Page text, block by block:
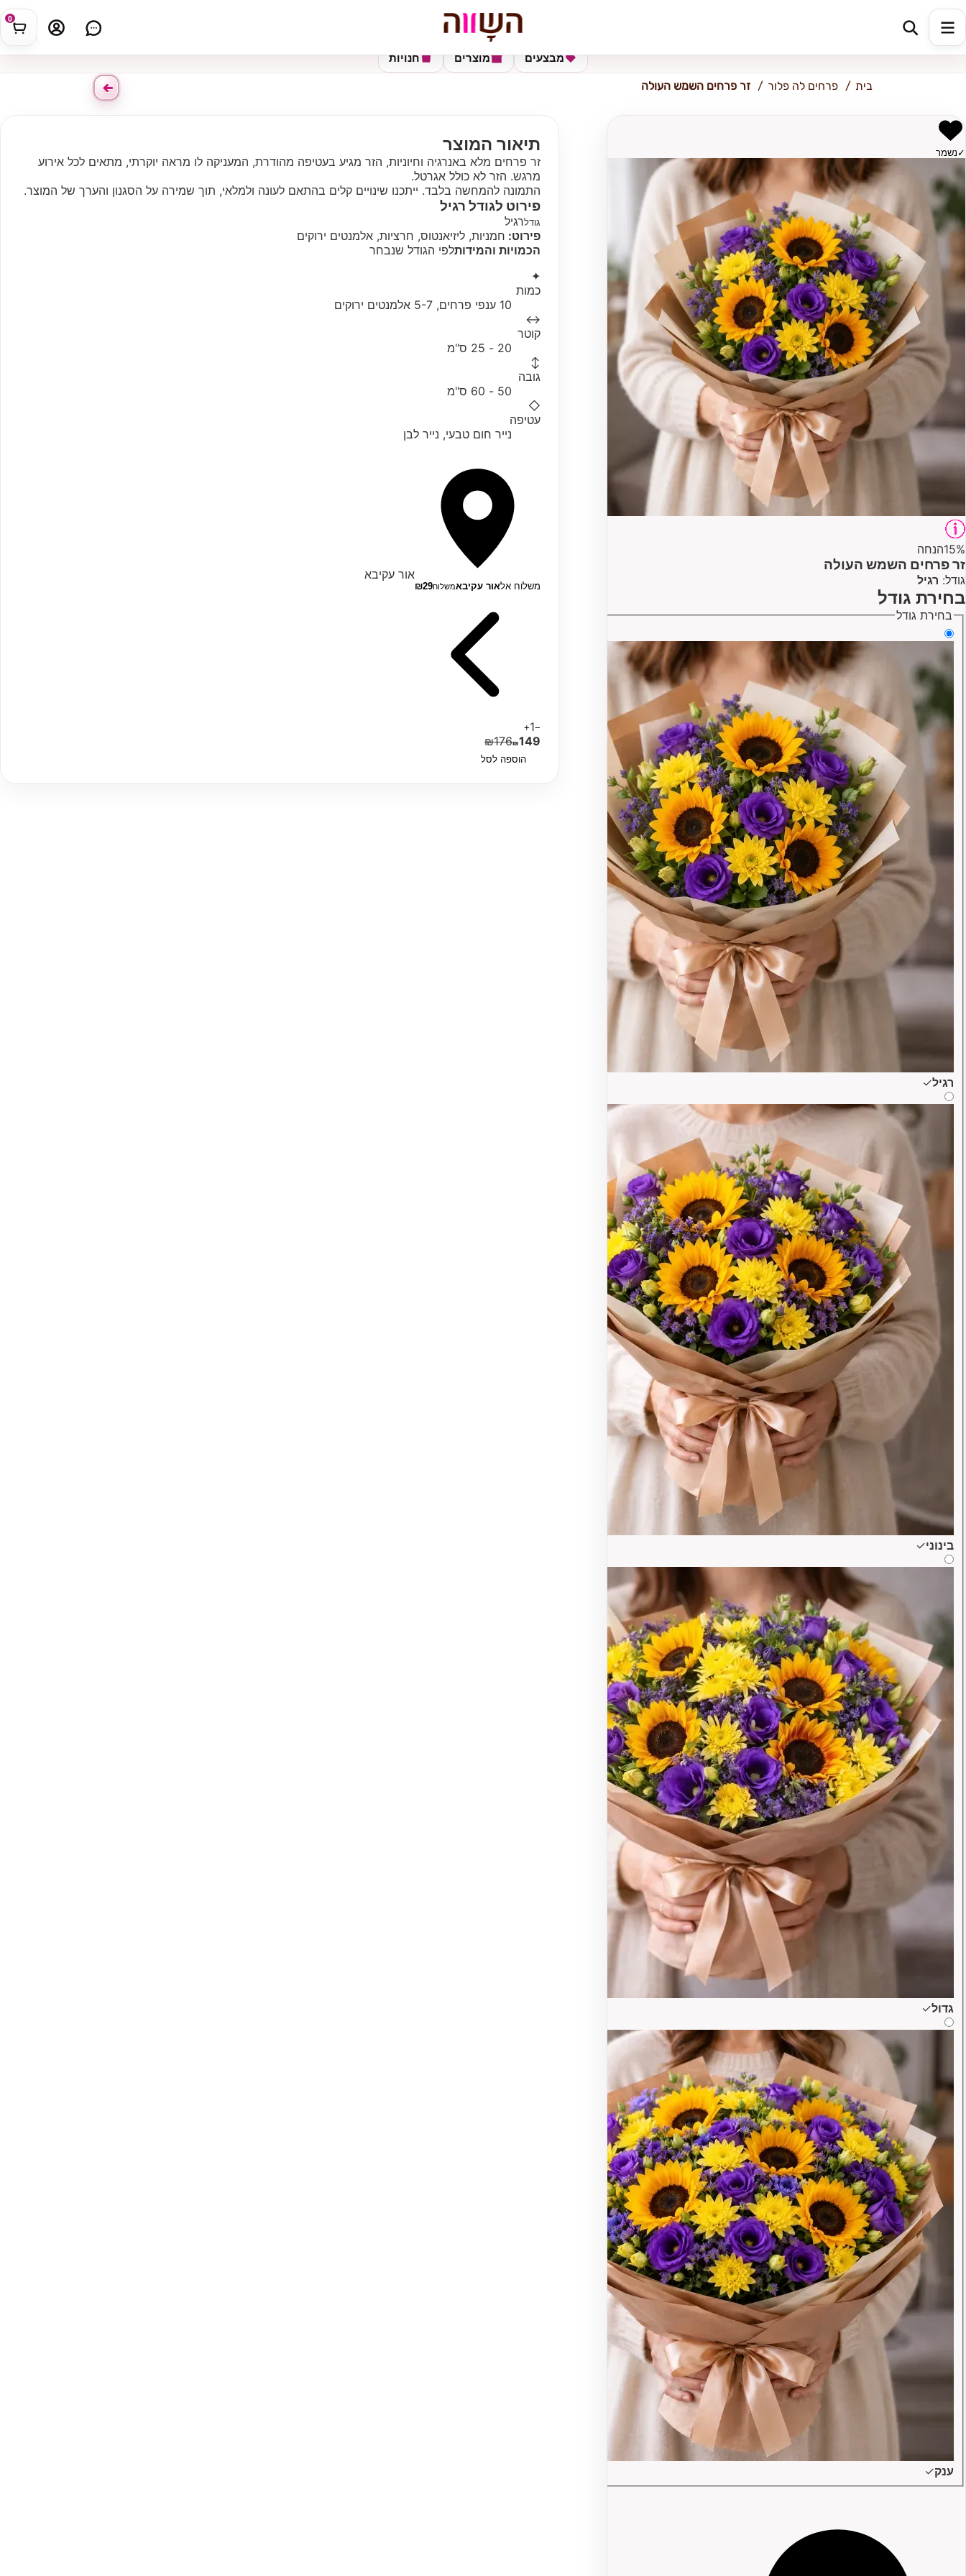
0 אור עקיבא
חנויות מוצרים מבצעים
בית פרחים לה פלור זר פרחים השמש העולה
✓ נשמר
15%הנחה
זר פרחים השמש העולה
גודל: רגיל
בחירת גודל
בחירת גודל
רגיל✓
בינוני✓
גדול✓
ענק✓
תיאור המוצר
זר פרחים מלא באנרגיה וחיוניות, הזר מגיע בעטיפה מהודרת, המעניקה לו מראה יוקרתי, מתאים לכל אירוע
מרגש. הזר לא כולל אגרטל.
התמונה להמחשה בלבד. ייתכנו שינויים קלים בהתאם לעונה ולמלאי, תוך שמירה על הסגנון והערך של המוצר.
פירוט לגודל רגיל
גודלרגיל
פירוט: חמניות, ליזיאנטוס, חרציות, אלמנטים ירוקים
הכמויות והמידותלפי הגודל שנבחר
✦
כמות
10 ענפי פרחים, 5-7 אלמנטים ירוקים
↔
קוטר
20 - 25 ס"מ
↕
גובה
50 - 60 ס"מ
◇
עטיפה
נייר חום טבעי, נייר לבן
משלוח אלאור עקיבאמשלוח ₪29
אור עקיבא
−
1
+
₪176₪149
הוספה לסל